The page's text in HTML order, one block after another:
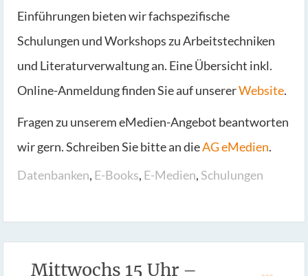
Einführungen bieten wir fachspezifische
Schulungen und Workshops zu Arbeitstechniken
und Literaturverwaltung an. Eine Übersicht inkl.
Online-Anmeldung finden Sie auf unsererWebsite.
Fragen zu unserem eMedien-Angebot beantworten
wir gern. Schreiben Sie bitte an dieAG eMedien.
Datenbanken, E-Books, E-Medien, Schulungen
Mittwochs 15 Uhr –